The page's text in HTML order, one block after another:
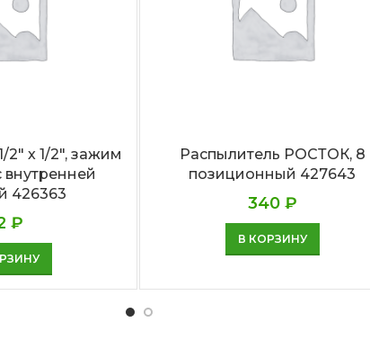
х 1/2″, зажим
внутренней
426363
₽
Распылитель РОСТОК, 8
позиционный 427643
340 ₽
В КОРЗИНУ